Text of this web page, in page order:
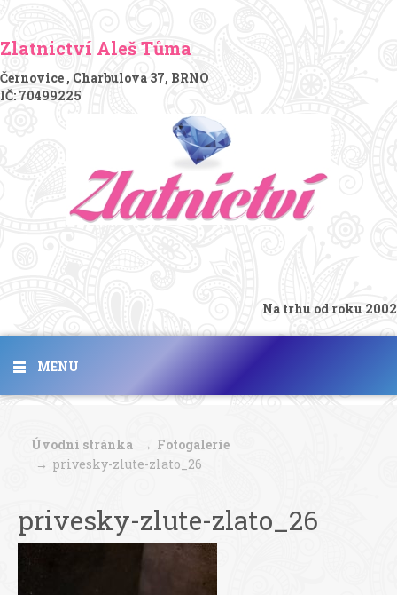
Zlatnictví Aleš Tůma
Černovice , Charbulova 37, BRNO
IČ: 70499225
Na trhu od roku 2002
MENU
Úvodní stránka
Fotogalerie
privesky-zlute-zlato_26
privesky-zlute-zlato_26